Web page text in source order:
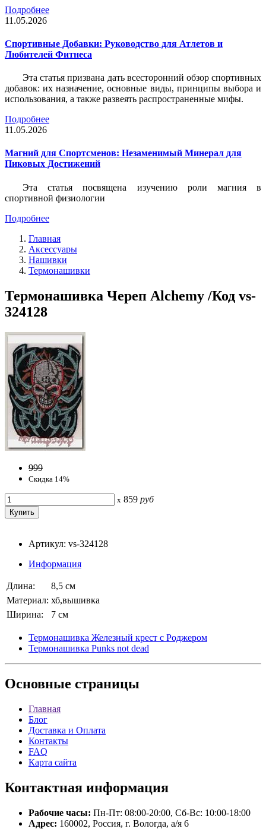
Подробнее
11.05.2026
Спортивные Добавки: Руководство для Атлетов и
Любителей Фитнеса
Эта статья призвана дать всесторонний обзор спортивных
добавок: их назначение, основные виды, принципы выбора и
использования, а также развеять распространенные мифы.
Подробнее
11.05.2026
Магний для Спортсменов: Незаменимый Минерал для
Пиковых Достижений
Эта статья посвящена изучению роли магния в
спортивной физиологии
Подробнее
Главная
Аксессуары
Нашивки
Термонашивки
Термонашивка Череп Alchemy /Код vs-
324128
999
Скидка 14%
x 859 руб
Артикул: vs-324128
Информация
Длина:
8,5 см
Материал: хб,вышивка
Ширина:
7 см
Термонашивка Железный крест с Роджером
Термонашивка Punks not dead
Основные страницы
Главная
Блог
Доставка и Оплата
Контакты
FAQ
Карта сайта
Контактная информация
Рабочие часы: Пн-Пт: 08:00-20:00, Сб-Вс: 10:00-18:00
Адрес: 160002, Россия, г. Вологда, а/я 6